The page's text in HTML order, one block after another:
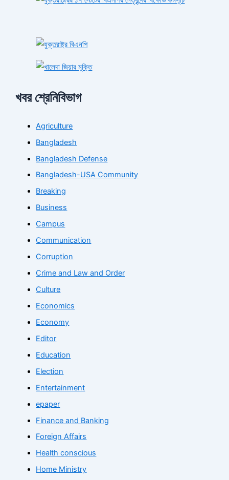
খবর শ্রেনিবিভাগ
Agriculture
Bangladesh
Bangladesh Defense
Bangladesh-USA Community
Breaking
Business
Campus
Communication
Corruption
Crime and Law and Order
Culture
Economics
Economy
Editor
Education
Election
Entertainment
epaper
Finance and Banking
Foreign Affairs
Health conscious
Home Ministry